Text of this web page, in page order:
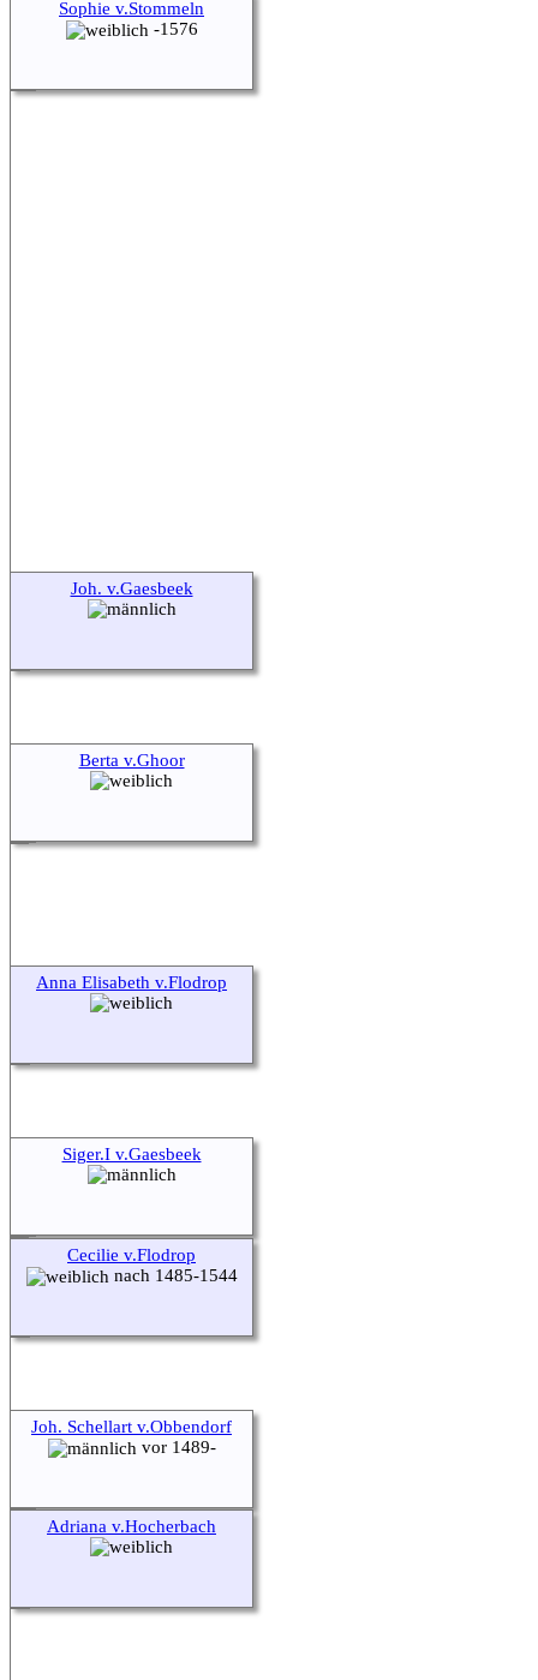
Sophie v.Stommeln
-1576
Joh. v.Gaesbeek
Berta v.Ghoor
Anna Elisabeth v.Flodrop
Siger.I v.Gaesbeek
Cecilie v.Flodrop
nach 1485-1544
Joh. Schellart v.Obbendorf
vor 1489-
Adriana v.Hocherbach